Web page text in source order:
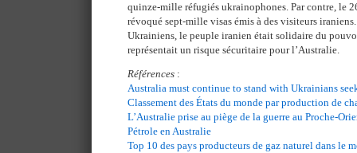
quinze-mille réfugiés ukrainophones. Par contre, le
révoqué sept-mille visas émis à des visiteurs
Ukrainiens, le peuple iranien était solidaire du
représentait un risque sécuritaire pour l’Australie.
Références :
Australia must continue to stand with Ukrainians
Classement des États du monde par production de
L’Australie prise au piège de la guerre au Proche-
Pétrole en Australie
Top 10 des pays producteurs de gaz naturel dans le